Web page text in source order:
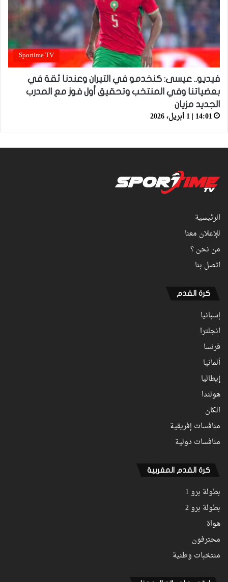
Sportime TV
فيديو.. عيسى: كنخدمو في التيران وعندنا ثقة في
بعضياتنا وفي المنتخب وتحقيق أول فوز مع المدرب
الجديد مزيان
14:01 | 1 أبريل، 2026
الرئيسية
للإعلان معنا
من نحن ؟
اتصل بنا
كرة القدم
إسبانيا
انجلترا
فرنسا
ألمانيا
إيطاليا
هولندا
الكان
منافسات إفريقية
منافسات دولية
كرة القدم المغربية
بطولة برو 1
بطولة برو 2
هواة
محترفون
منتخبات وطنية